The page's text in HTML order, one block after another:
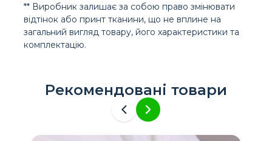
** Виробник залишає за собою право змінювати
відтінок або принт тканини, що не вплине на
загальний вигляд товару, його характеристики та
комплектацію.
Рекомендовані товари